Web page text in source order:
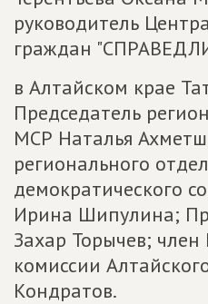
руководитель
граждан
в Алтайском крае
Председатель
МСР Наталья
регионального
демократического
Ирина Шипулина;
Захар Торычев;
комиссии
Кондратов.